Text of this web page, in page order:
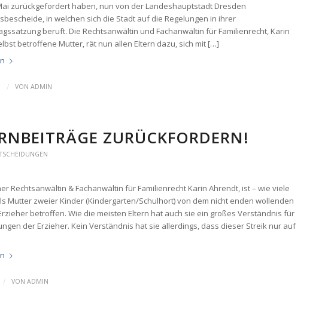
zurückgefordert haben, nun von der Landeshauptstadt Dresden
in welchen sich die Stadt auf die Regelungen in ihrer
beruft. Die Rechtsanwältin und Fachanwältin für Familienrecht, Karin
betroffene Mutter, rät nun allen Eltern dazu, sich mit […]
/ VON ADMIN
ZURÜCKFORDERN!
Rechtsanwältin & Fachanwältin für Familienrecht Karin Ahrendt, ist – wie viele
Mutter zweier Kinder (Kindergarten/Schulhort) von dem nicht enden wollenden
betroffen. Wie die meisten Eltern hat auch sie ein großes Verständnis für
der Erzieher. Kein Verständnis hat sie allerdings, dass dieser Streik nur auf
/ VON ADMIN